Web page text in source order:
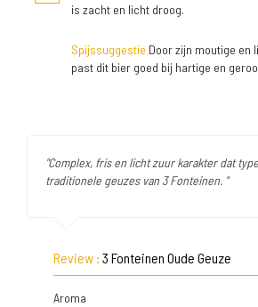
is zacht en licht droog.
Spijssuggestie Door zijn moutige en
past dit bier goed bij hartige en
"Complex, fris en licht zuur karakter dat
traditionele geuzes van 3 Fonteinen. "
Review : 3 Fonteinen Oude Geuze
Aroma